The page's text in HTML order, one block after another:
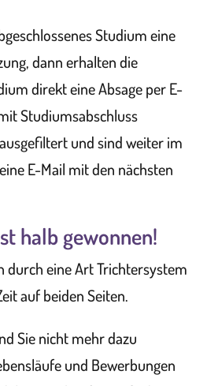
Studium eine
dann erhalten die
direkt eine Absage per E-
Studiumsabschluss
und sind weiter im
E-Mail mit den nächsten
halb gewonnen!
durch eine Art Trichtersystem
auf beiden Seiten.
Sie nicht mehr dazu
und Bewerbungen